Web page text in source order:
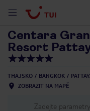
Centara
Resort
THAJSKO BANGKOK
ZOBRAZIT NA MAPĚ
Zadejte